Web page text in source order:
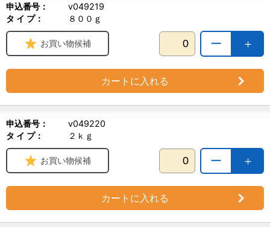
申込番号：
v049219
タ イ プ：
８００ｇ
＋
ー
お買い物候補
カートに入れる
申込番号：
v049220
タ イ プ：
２ｋｇ
＋
ー
お買い物候補
カートに入れる